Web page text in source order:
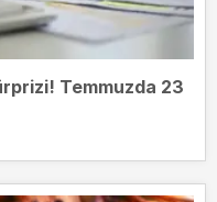
Temmuzda 23